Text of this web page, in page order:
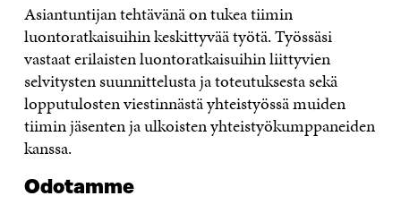
Asiantuntijan tehtävänä on tukea tiimin
luontoratkaisuihin keskittyvää työtä. Työssäsi
vastaat erilaisten luontoratkaisuihin liittyvien
selvitysten suunnittelusta ja toteutuksesta sekä
lopputulosten viestinnästä yhteistyössä muiden
tiimin jäsenten ja ulkoisten yhteistyökumppaneiden
kanssa.
Odotamme